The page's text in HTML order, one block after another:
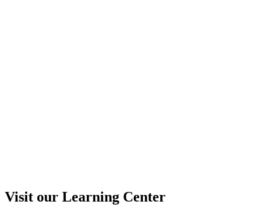
Visit our Learning Center